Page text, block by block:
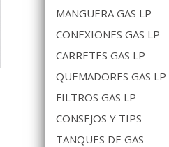
MANGUERA GAS LP
CONEXIONES GAS LP
CARRETES GAS LP
QUEMADORES GAS LP
FILTROS GAS LP
CONSEJOS Y TIPS
TANQUES DE GAS